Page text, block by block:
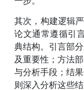
其次，构建逻辑
论文通常遵循引
典结构。引言部
及重要性；方法
与分析手段；结
则深入分析这些